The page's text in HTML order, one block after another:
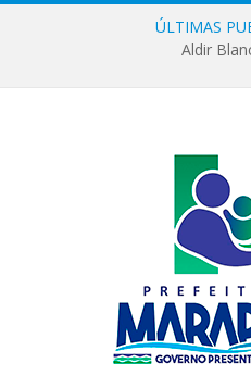
ÚLTIMAS
Aldir